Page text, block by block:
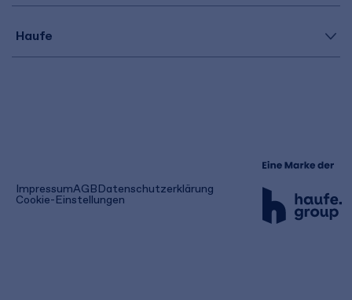
Haufe
ImpressumAGB(öffnet
in
einem
Datenschutzerklärung
Cookie-Einstellungen